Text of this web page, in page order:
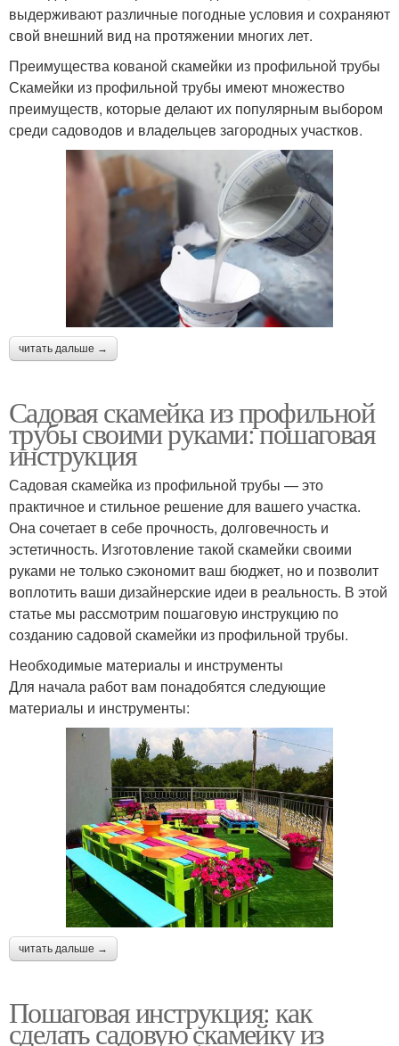
выдерживают различные погодные условия и сохраняют
свой внешний вид на протяжении многих лет.
Преимущества кованой скамейки из профильной трубы
Скамейки из профильной трубы имеют множество
преимуществ, которые делают их популярным выбором
среди садоводов и владельцев загородных участков.
читать дальше →
Садовая скамейка из профильной
трубы своими руками: пошаговая
инструкция
Садовая скамейка из профильной трубы — это
практичное и стильное решение для вашего участка.
Она сочетает в себе прочность, долговечность и
эстетичность. Изготовление такой скамейки своими
руками не только сэкономит ваш бюджет, но и позволит
воплотить ваши дизайнерские идеи в реальность. В этой
статье мы рассмотрим пошаговую инструкцию по
созданию садовой скамейки из профильной трубы.
Необходимые материалы и инструменты
Для начала работ вам понадобятся следующие
материалы и инструменты:
читать дальше →
Пошаговая инструкция: как
сделать садовую скамейку из